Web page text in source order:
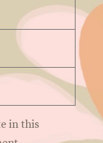
in this